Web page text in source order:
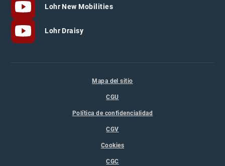
Lohr New Mobilities
Lohr Draisy
Mapa del sitio
CGU
Política de confidencialidad
CGV
Cookies
CGC